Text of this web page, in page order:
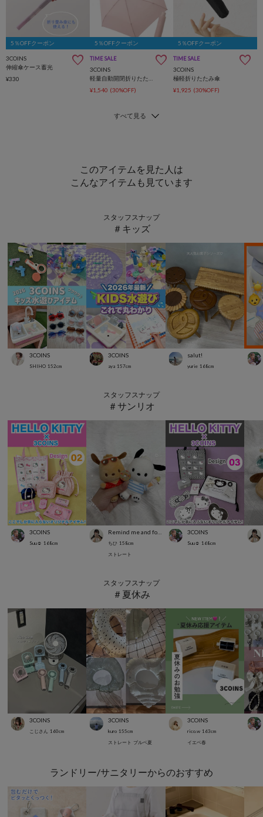
5％OFFクーポン
3COINS
伸縮傘ケース蓄光
¥330
5％OFFクーポン
TIME SALE
3COINS
¥1,540 (30%OFF)
5％OFFクーポン
TIME SALE
3COINS
極軽折りたたみ傘
¥1,925 (30%OFF)
このアイテムを見た人は
こんなアイテムも見ています
スタッフスナップ
＃キッズ
3COINS
SHIHO 152cm
3COINS
aya 157cm
salut!
yurie 168cm
スタッフスナップ
＃サンリオ
3COINS
Suu☺︎ 168cm ちひ 158cm
ストレート
3COINS
Suu☺︎ 168cm
スタッフスナップ
＃夏休み
3COINS
こじさん 160cm
3COINS
kuro 155cm
ストレート ブルベ夏
3COINS
rico.w 163cm
イエベ春
ランドリー/サニタリーからのおすすめ